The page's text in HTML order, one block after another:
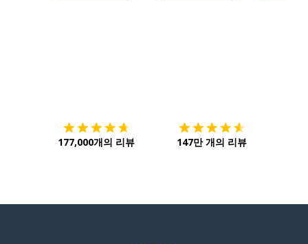
177,000개의 리뷰 147만 개의 리뷰